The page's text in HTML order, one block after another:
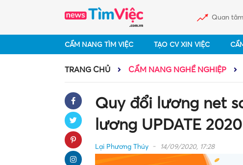
Quan
CẨM NANG TÌM VIỆC TẠO CV XIN VIỆC
TRANG CHỦ CẨM NANG NGHỀ NGHIỆP
Quy đổi lương net
lương UPDATE 2020
Lại Phương Thúy 14/09/2020, 17:28